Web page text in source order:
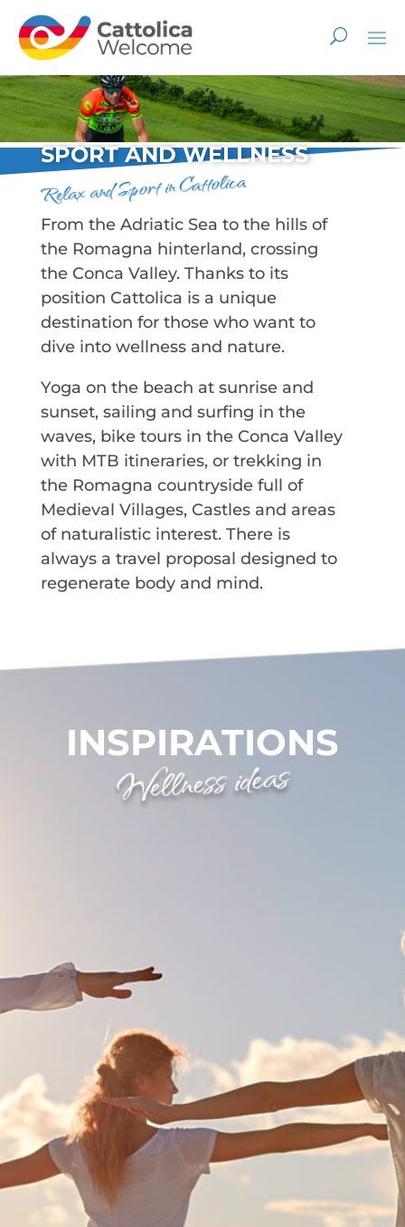
SPORT AND WELLNESS
Relax and Sport in Cattolica
From the Adriatic Sea to the hills of
the Romagna hinterland, crossing
the Conca Valley. Thanks to its
position Cattolica is a unique
destination for those who want to
dive into wellness and nature.
Yoga on the beach at sunrise and
sunset, sailing and surfing in the
waves, bike tours in the Conca Valley
with MTB itineraries, or trekking in
the Romagna countryside full of
Medieval Villages, Castles and areas
of naturalistic interest. There is
always a travel proposal designed to
regenerate body and mind.
INSPIRATIONS
Wellness ideas